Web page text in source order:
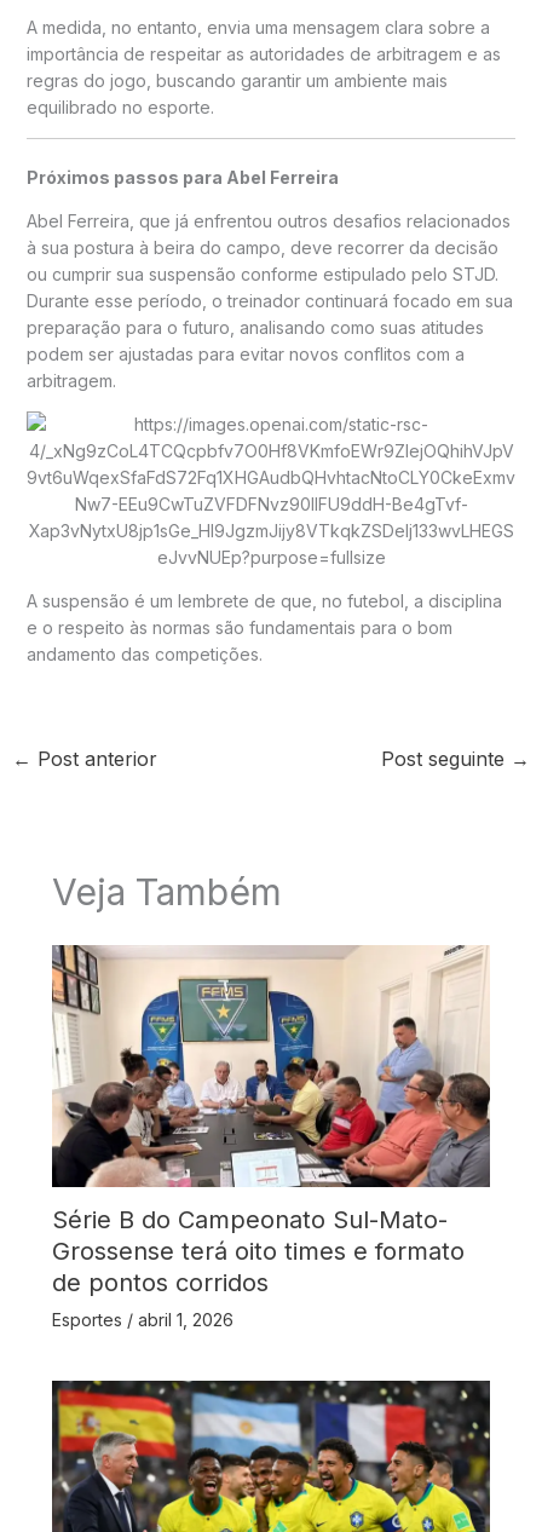
A medida, no entanto, envia uma mensagem clara sobre a
importância de respeitar as autoridades de arbitragem e as
regras do jogo, buscando garantir um ambiente mais
equilibrado no esporte.
Próximos passos para Abel Ferreira
Abel Ferreira, que já enfrentou outros desafios relacionados
à sua postura à beira do campo, deve recorrer da decisão
ou cumprir sua suspensão conforme estipulado pelo STJD.
Durante esse período, o treinador continuará focado em sua
preparação para o futuro, analisando como suas atitudes
podem ser ajustadas para evitar novos conflitos com a
arbitragem.
A suspensão é um lembrete de que, no futebol, a disciplina
e o respeito às normas são fundamentais para o bom
andamento das competições.
← Post anterior Post seguinte →
Veja Também
Série B do Campeonato Sul-Mato-
Grossense terá oito times e formato
de pontos corridos
Esportes / abril 1, 2026